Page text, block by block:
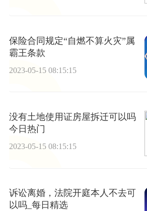
保险合同规定“自燃不算火灾”属
霸王条款
2023-05-15 08:15:15
没有土地使用证房屋拆迁可以吗
今日热门
2023-05-15 08:15:15
诉讼离婚，法院开庭本人不去可
以吗_每日精选